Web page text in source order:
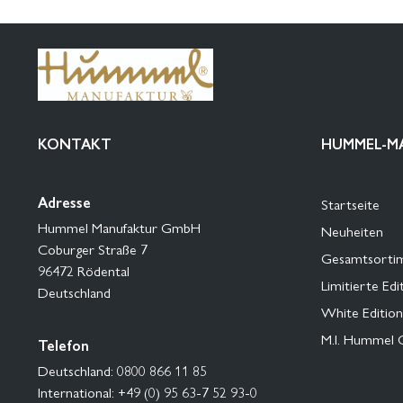
KONTAKT
Adresse
Hummel Manufaktur GmbH
Coburger Straße 7
96472 Rödental
Deutschland
Telefon
Deutschland: 0800 866 11 85
International: +49 (0) 95 63-7 52 93-0
HUMMEL-
Startseite
Neuheiten
Limitierte
White Edition
M.I. Hummel